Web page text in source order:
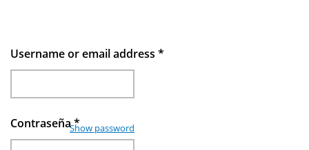
Username or email address *
Contraseña*
Show password